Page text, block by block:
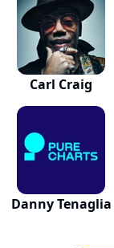
Carl Craig
Danny Tenaglia